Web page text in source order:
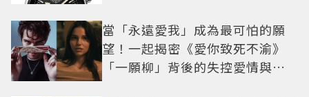
當「永遠愛我」成為最可怕的願
望！一起揭密《愛你致死不渝》
「一願柳」背後的失控愛情與爆